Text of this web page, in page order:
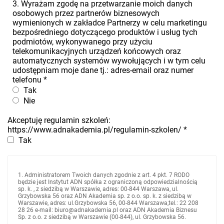
3. Wyrażam zgodę na przetwarzanie moich danych
osobowych przez partnerów biznesowych
wymienionych w zakładce Partnerzy w celu marketingu
bezpośredniego dotyczącego produktów i usług tych
podmiotów, wykonywanego przy użyciu
telekomunikacyjnych urządzeń końcowych oraz
automatycznych systemów wywołujących i w tym celu
udostępniam moje dane tj.: adres-email oraz numer
telefonu *
Tak
Nie
Akceptuję regulamin szkoleń:
https://www.adnakademia.pl/regulamin-szkolen/ *
Tak
1. Administratorem Twoich danych zgodnie z art. 4 pkt. 7 RODO
będzie jest Instytut ADN spółka z ograniczoną odpowiedzialnością
sp. k. , z siedzibą w Warszawie, adres: 00-844 Warszawa, ul.
Grzybowska 56 oraz ADN Akademia sp. z o.o. sp. k. z siedzibą w
Warszawie, adres: ul.Grzybowska 56, 00-844 Warszawa,tel.: 22 208
28 26 e-mail: biuro@adnakademia.pl oraz ADN Akademia Biznesu
Sp. z o.o. z siedzibą w Warszawie (00-844), ul. Grzybowska 56.